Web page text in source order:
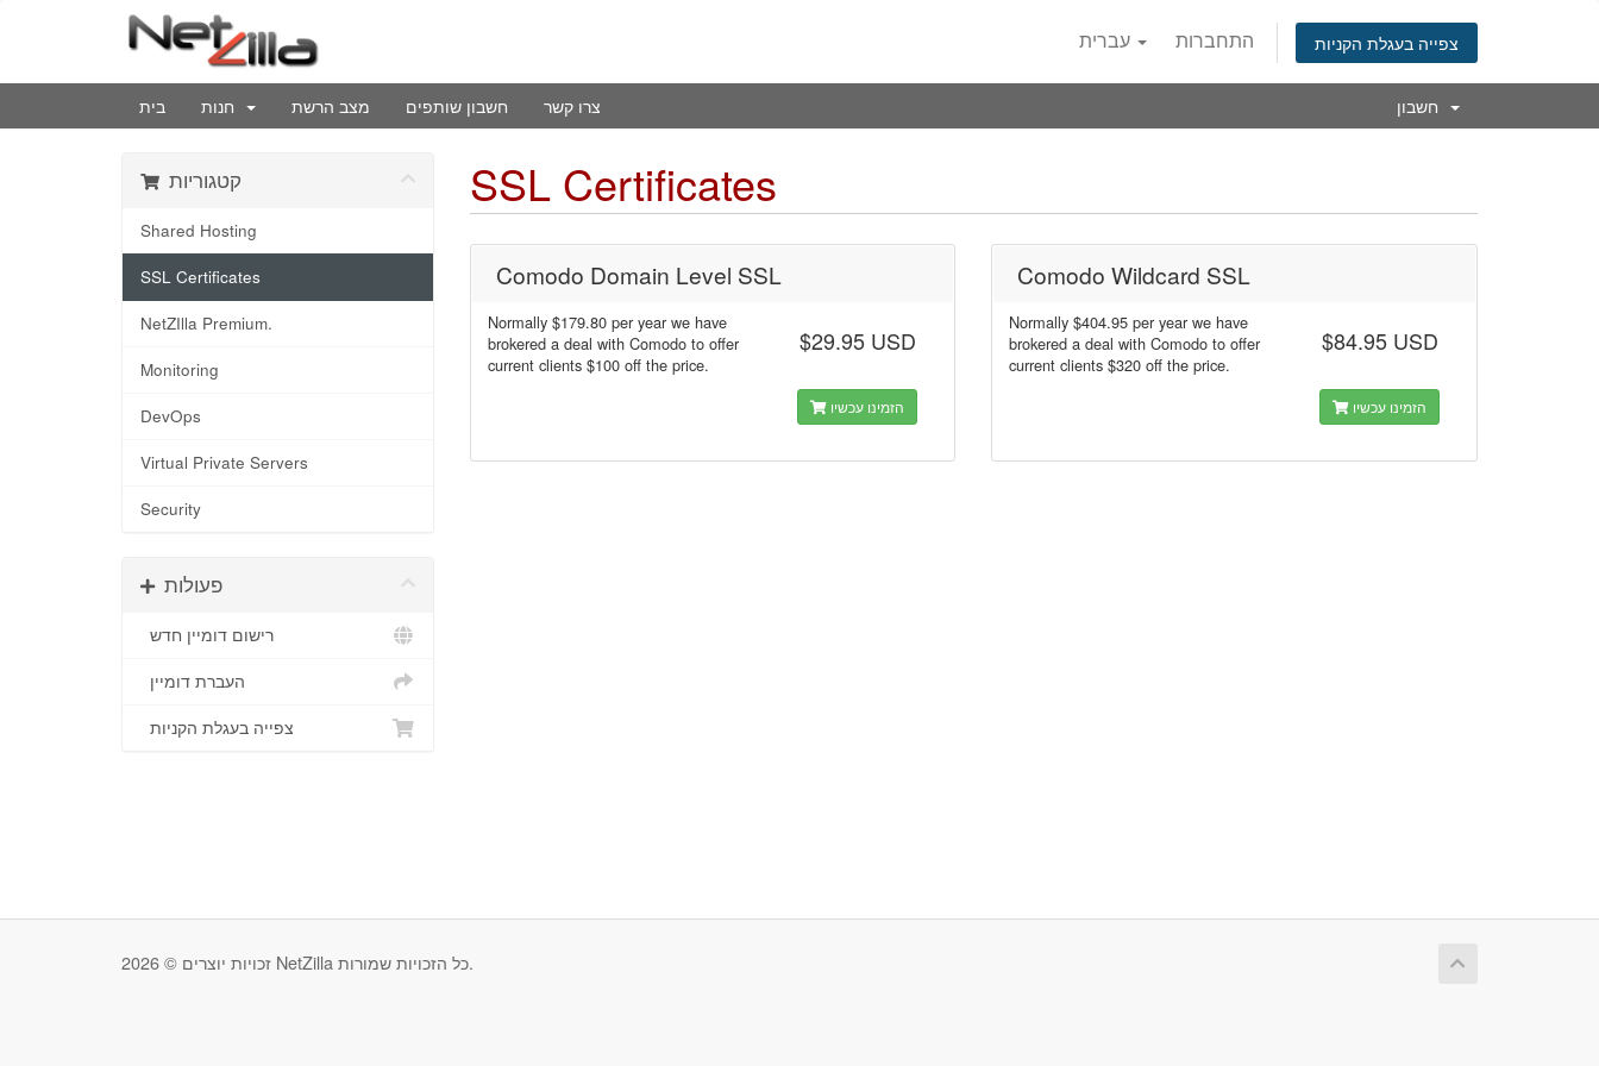
התחברות צפייה בעגלת הקניות
בית מצב הרשת חשבון שותפים צרו קשר
SSL Certificates קטגוריות
Shared Hosting
SSL Certificates
NetZIlla Premium.
Monitoring
DevOps
Virtual Private Servers
Security
פעולות
רישום דומיין חדש
העברת דומיין
צפייה בעגלת הקניות
Comodo Domain Level SSL
Normally $179.80 per year we have
brokered a deal with Comodo to offer
current clients $100 off the price.
$29.95 USD
הזמינו עכשיו
Comodo Wildcard SSL
Normally $404.95 per year we have
brokered a deal with Comodo to offer
current clients $320 off the price.
$84.95 USD
הזמינו עכשיו
זכויות יוצרים © 2026 NetZilla כל הזכויות שמורות.